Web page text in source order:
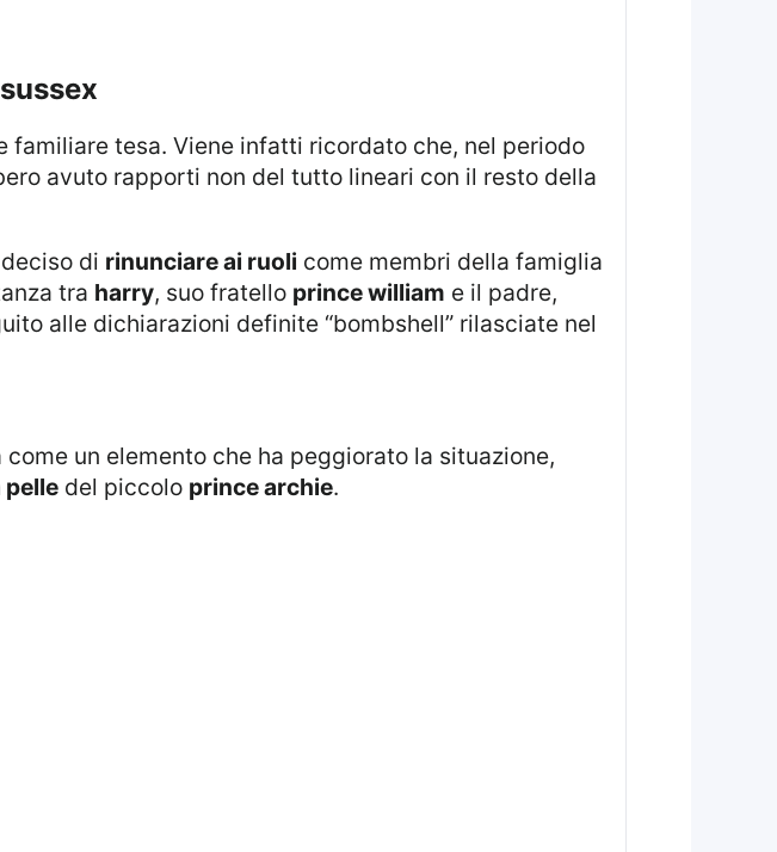
avuto rapporti non del tutto lineari con il resto della
di rinunciare ai ruoli come membri della famiglia
tra harry, suo fratello prince william e il padre,
alle dichiarazioni definite “bombshell” rilasciate nel
pelledel piccolo prince archie.